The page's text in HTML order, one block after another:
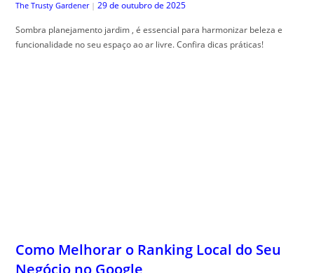
The Trusty Gardener | 29 de outubro de 2025
Sombra planejamento jardim , é essencial para harmonizar beleza e
funcionalidade no seu espaço ao ar livre. Confira dicas práticas!
Como Melhorar o Ranking Local do Seu
Negócio no Google